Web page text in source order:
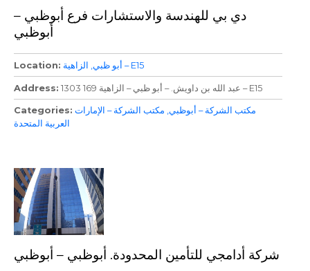
دي بي للهندسة والاستشارات فرع أبوظبي –
أبوظبي
Location أبو ظبي الزاهية – E15
Address 1303 169 عبد الله بن داويش. – أبو ظبي – الزاهية – E15
Categories مكتب الشركة – أبوظبي مكتب الشركة – الإمارات
العربية المتحدة
شركة أدامجي للتأمين المحدودة. أبوظبي – أبوظبي